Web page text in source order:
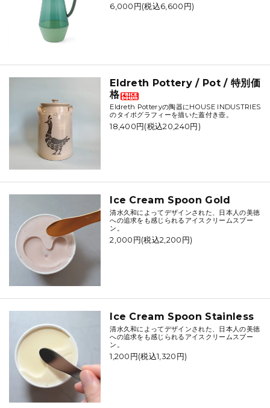
6,000円(税込6,600円)
Eldreth Pottery / Pot / 特別価
格
Eldreth Potteryの陶器にHOUSE INDUSTRIES
のタイポグラフィーを描いた蓋付き壺。
18,400円(税込20,240円)
Ice Cream Spoon Gold
清水久和によってデザインされた、日本人の美徳
への追求をも感じられるアイスクリームスプー
ン。
2,000円(税込2,200円)
Ice Cream Spoon Stainless
清水久和によってデザインされた、日本人の美徳
への追求をも感じられるアイスクリームスプー
ン。
1,200円(税込1,320円)